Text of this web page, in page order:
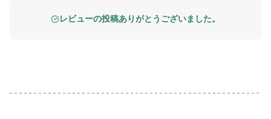
レビューの投稿ありがとうございました。